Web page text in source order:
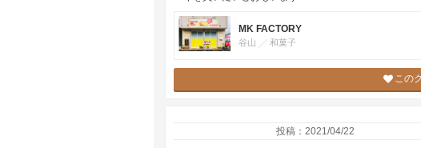
MK FACTORY
谷山 和菓子
この
投稿：2021/04/22